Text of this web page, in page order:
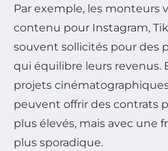
Par exemple, les monteurs
contenu pour Instagram,
souvent sollicités pour des
qui équilibre leurs revenus.
projets
peuvent offrir des contrats
plus élevés, mais avec une
plus sporadique.